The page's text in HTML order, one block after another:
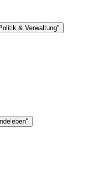
& Verwaltung"